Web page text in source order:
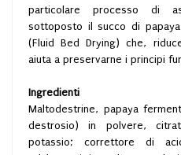
particolare processo di
sottoposto il succo di
(Fluid Bed Drying) che,
aiuta a preservarne i principi
Ingredienti
Maltodestrine, papaya
destrosio) in polvere,
potassio; correttore di